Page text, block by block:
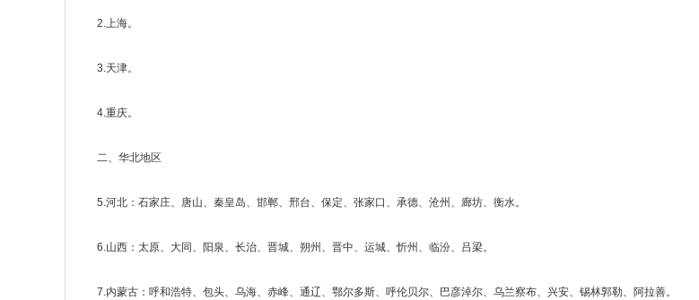
2.上海。
3.天津。
4.重庆。
二、华北地区
5.河北：石家庄、唐山、秦皇岛、邯郸、邢台、保定、张家口、承德、沧州、廊坊、衡水。
6.山西：太原、大同、阳泉、长治、晋城、朔州、晋中、运城、忻州、临汾、吕梁。
7.内蒙古：呼和浩特、包头、乌海、赤峰、通辽、鄂尔多斯、呼伦贝尔、巴彦淖尔、乌兰察布、兴安、锡林郭勒、阿拉善。